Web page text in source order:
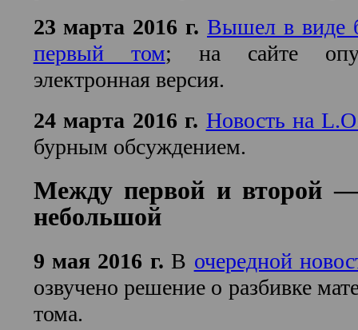
23 марта 2016 г. Вышел в виде
первый том; на сайте
электронная версия.
24 марта 2016 г. Новость на
бурным обсуждением.
Между первой и второй
небольшой
9 мая 2016 г. В очередной
озвучено решение о разбивке
тома.